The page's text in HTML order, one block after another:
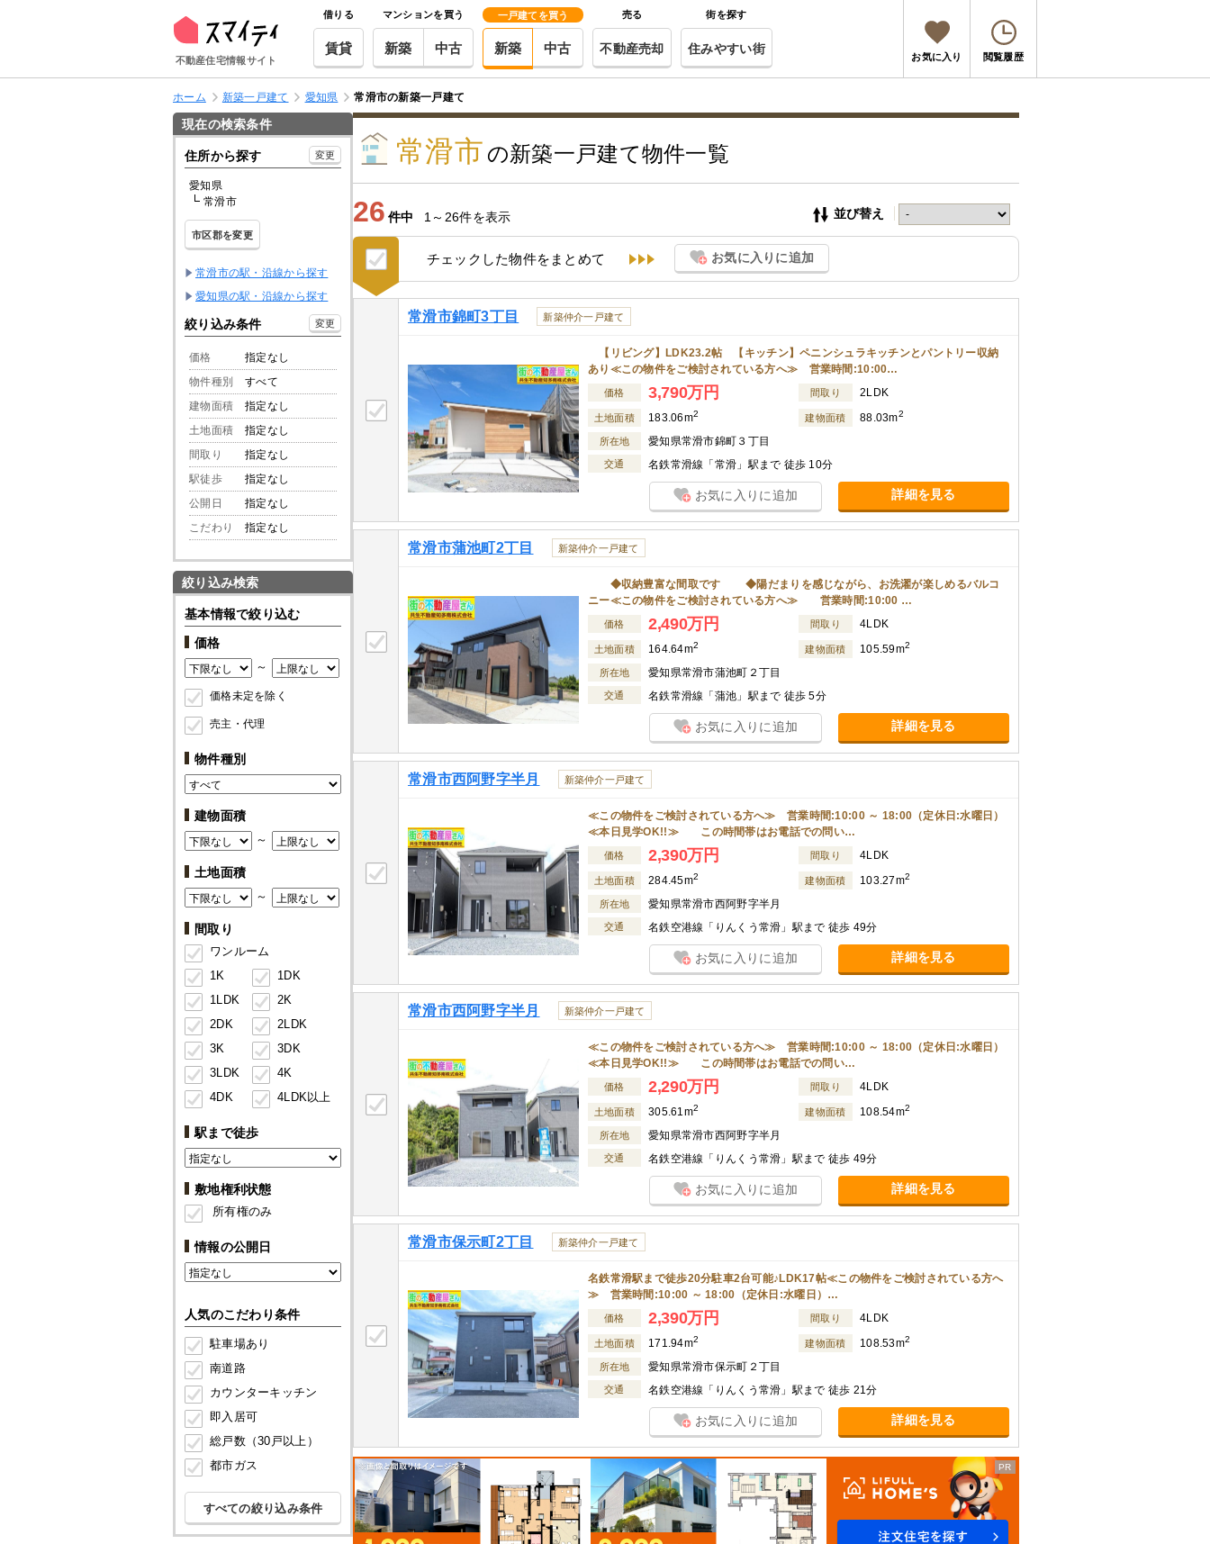
不動産住宅情報サイト
借りる
賃貸
マンションを買う
新築 中古
一戸建てを買う
新築 中古
売る
不動産売却
街を探す
住みやすい街
お気に入り 閲覧履歴
ホーム 新築一戸建て 愛知県 常滑市の新築一戸建て
現在の検索条件
住所から探す 変更
愛知県
常滑市
市区郡を変更
常滑市の駅・沿線から探す
愛知県の駅・沿線から探す
絞り込み条件 変更
価格
指定なし
物件種別
すべて
建物面積
指定なし
土地面積
指定なし
間取り
指定なし
駅徒歩
指定なし
公開日
指定なし
こだわり
指定なし
絞り込み検索
基本情報で絞り込む
価格
～
価格未定を除く
売主・代理
物件種別
建物面積
～
土地面積
～
間取り
ワンルーム
1K
1DK
1LDK
2K
2DK
2LDK
3K
3DK
3LDK
4K
4DK
4LDK以上
駅まで徒歩
敷地権利状態
所有権のみ
情報の公開日
人気のこだわり条件
駐車場あり
南道路
カウンターキッチン
即入居可
総戸数（30戸以上）
都市ガス
すべての絞り込み条件
常滑市 の新築一戸建て物件一覧
26 件中 1～26件を表示 並び替え
チェックした物件をまとめて お気に入りに追加
常滑市錦町3丁目 新築仲介一戸建て
【リビング】LDK23.2帖 【キッチン】ペニンシュラキッチンとパントリー収納
あり≪この物件をご検討されている方へ≫ 営業時間:10:00…
価格 3,790万円 間取り 2LDK
土地面積 183.06m2 建物面積 88.03m2
所在地 愛知県常滑市錦町３丁目
交通 名鉄常滑線「常滑」駅まで 徒歩 10分
お気に入りに追加 詳細を見る
常滑市蒲池町2丁目 新築仲介一戸建て
◆収納豊富な間取です ◆陽だまりを感じながら、お洗濯が楽しめるバルコ
ニー≪この物件をご検討されている方へ≫ 営業時間:10:00 …
価格 2,490万円 間取り 4LDK
土地面積 164.64m2 建物面積 105.59m2
所在地 愛知県常滑市蒲池町２丁目
交通 名鉄常滑線「蒲池」駅まで 徒歩 5分
お気に入りに追加 詳細を見る
常滑市西阿野字半月 新築仲介一戸建て
≪この物件をご検討されている方へ≫ 営業時間:10:00 ～ 18:00（定休日:水曜日）
≪本日見学OK!!≫ この時間帯はお電話での問い…
価格 2,390万円 間取り 4LDK
土地面積 284.45m2 建物面積 103.27m2
所在地 愛知県常滑市西阿野字半月
交通 名鉄空港線「りんくう常滑」駅まで 徒歩 49分
お気に入りに追加 詳細を見る
常滑市西阿野字半月 新築仲介一戸建て
≪この物件をご検討されている方へ≫ 営業時間:10:00 ～ 18:00（定休日:水曜日）
≪本日見学OK!!≫ この時間帯はお電話での問い…
価格 2,290万円 間取り 4LDK
土地面積 305.61m2 建物面積 108.54m2
所在地 愛知県常滑市西阿野字半月
交通 名鉄空港線「りんくう常滑」駅まで 徒歩 49分
お気に入りに追加 詳細を見る
常滑市保示町2丁目 新築仲介一戸建て
名鉄常滑駅まで徒歩20分駐車2台可能♪LDK17帖≪この物件をご検討されている方へ
≫ 営業時間:10:00 ～ 18:00（定休日:水曜日）…
価格 2,390万円 間取り 4LDK
土地面積 171.94m2 建物面積 108.53m2
所在地 愛知県常滑市保示町２丁目
交通 名鉄空港線「りんくう常滑」駅まで 徒歩 21分
お気に入りに追加 詳細を見る